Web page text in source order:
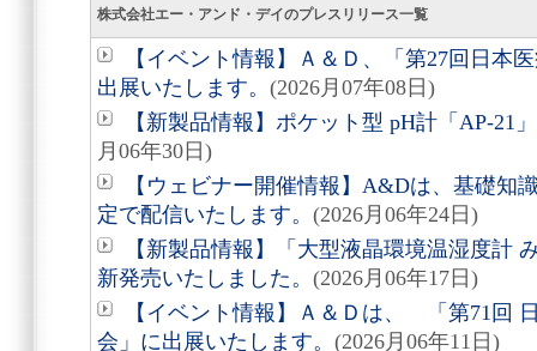
株式会社エー・アンド・デイのプレスリリース一覧
【イベント情報】Ａ＆Ｄ、「第27回日本
出展いたします。 (2026月07年08日)
【新製品情報】ポケット型 pH計「AP-21
月06年30日)
【ウェビナー開催情報】A&Dは、基礎知
定で配信いたします。 (2026月06年24日)
【新製品情報】「大型液晶環境温湿度計
新発売いたしました。 (2026月06年17日)
【イベント情報】Ａ＆Ｄは、 「第71回
会」に出展いたします。 (2026月06年11日)